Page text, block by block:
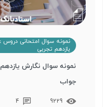
نمونه سوال امتحانی
یازدهم تجربی
نمونه سوال نگارش
جواب
9229
4